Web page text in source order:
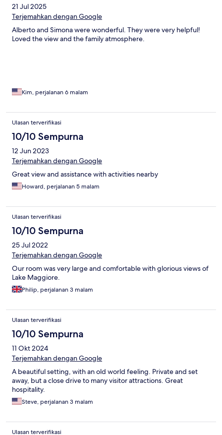
21 Jul 2025
Terjemahkan dengan Google
Alberto and Simona were wonderful. They were very helpful!
Loved the view and the family atmosphere.
Kim, perjalanan 6 malam
Ulasan terverifikasi
10/10 Sempurna
12 Jun 2023
Terjemahkan dengan Google
Great view and assistance with activities nearby
Howard, perjalanan 5 malam
Ulasan terverifikasi
10/10 Sempurna
25 Jul 2022
Terjemahkan dengan Google
Our room was very large and comfortable with glorious views of
Lake Maggiore.
Philip, perjalanan 3 malam
Ulasan terverifikasi
10/10 Sempurna
11 Okt 2024
Terjemahkan dengan Google
A beautiful setting, with an old world feeling. Private and set
away, but a close drive to many visitor attractions. Great
hospitality.
Steve, perjalanan 3 malam
Ulasan terverifikasi